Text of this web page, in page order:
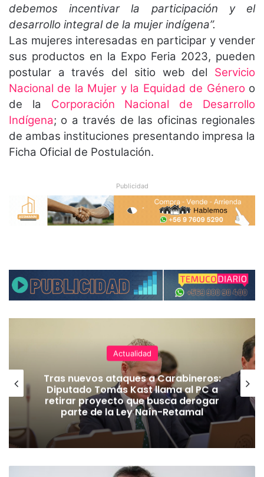
debemos incentivar la participación y el
desarrollo integral de la mujer indígena”.
Las mujeres interesadas en participar y vender
sus productos en la Expo Feria 2023, pueden
postular a través del sitio web del Servicio
Nacional de la Mujer y la Equidad de Género o
de la Corporación Nacional de Desarrollo
Indígena; o a través de las oficinas regionales
de ambas instituciones presentando impresa la
Ficha Oficial de Postulación.
Publicidad
Actualidad
Tras nuevos ataques a Carabineros:
Diputado Tomás Kast llama al PC a
retirar proyecto que busca derogar
parte de la Ley Naín-Retamal